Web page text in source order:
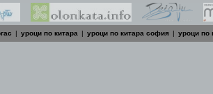
| уроци по китара | уроци по китара софия | уроци по